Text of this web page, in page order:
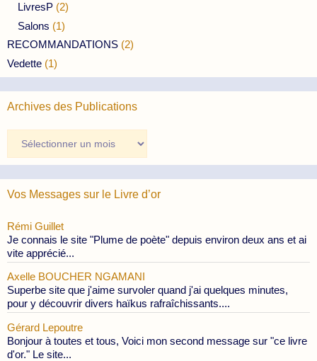
LivresP (2)
Salons (1)
RECOMMANDATIONS (2)
Vedette (1)
Archives des Publications
des
Publications
Vos Messages sur le Livre d’or
Rémi Guillet
Je connais le site "Plume de poète" depuis environ deux ans et ai
vite apprécié...
Axelle BOUCHER NGAMANI
Superbe site que j'aime survoler quand j'ai quelques minutes,
pour y découvrir divers haïkus rafraîchissants....
Gérard Lepoutre
Bonjour à toutes et tous, Voici mon second message sur "ce livre
d'or." Le site...